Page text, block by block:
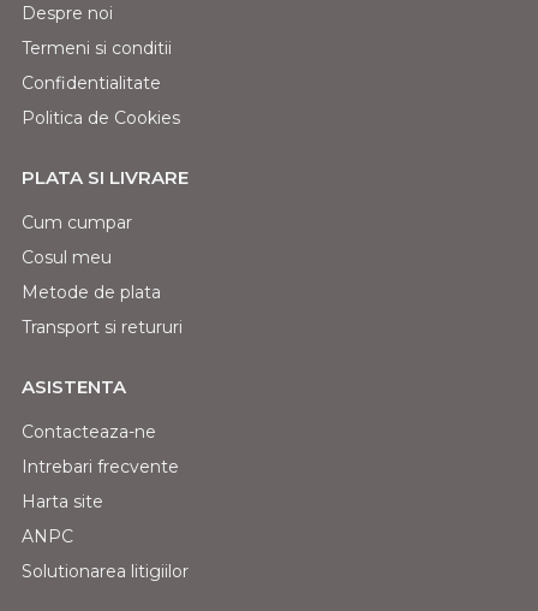
Despre noi
Termeni si conditii
Confidentialitate
Politica de Cookies
PLATA SI LIVRARE
Cum cumpar
Cosul meu
Metode de plata
Transport si retururi
ASISTENTA
Contacteaza-ne
Intrebari frecvente
Harta site
ANPC
Solutionarea litigiilor